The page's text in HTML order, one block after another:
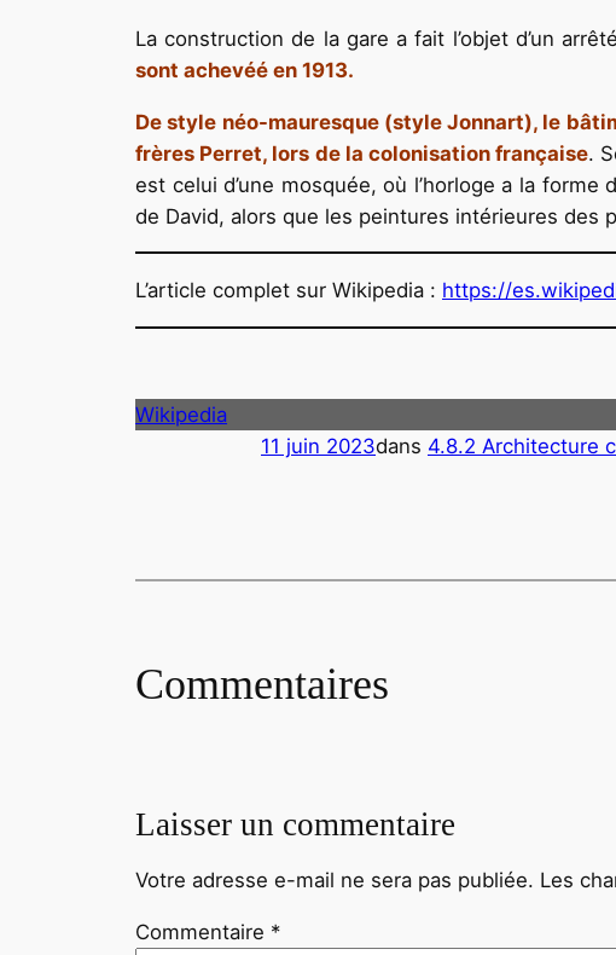
La construction de la gare a fait l’objet d’un
sont achevéé en 1913.
De style néo-mauresque (style Jonnart), le
frères Perret, lors de la colonisation française.
est celui d’une mosquée, où l’horloge a la
de David, alors que les peintures intérieures des
L’article complet sur Wikipedia : https://
Wikipedia
11 juin 2023dans 4.8.2 Architecture
Commentaires
Laisser un commentaire
Votre adresse e-mail ne sera pas publiée. Les
Commentaire *